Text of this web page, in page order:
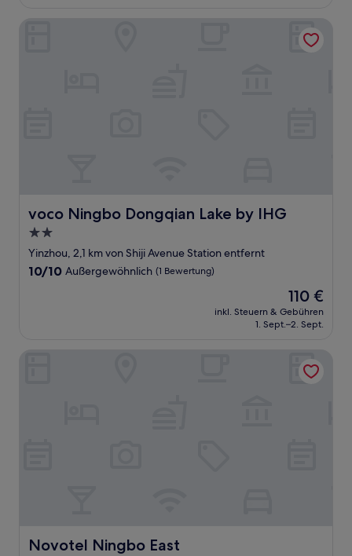
voco Ningbo Dongqian Lake by IHG
voco Ningbo Dongqian Lake by IHG
2.0-
Sterne-
Unterkunft
Yinzhou, 2,1 km von Shiji Avenue Station entfernt
10.0
10/10 Außergewöhnlich (1 Bewertung)
Der
Preis
beträgt
110 €
inkl. Steuern & Gebühren
1. Sept.–2. Sept.
Novotel Ningbo East
Novotel Ningbo East